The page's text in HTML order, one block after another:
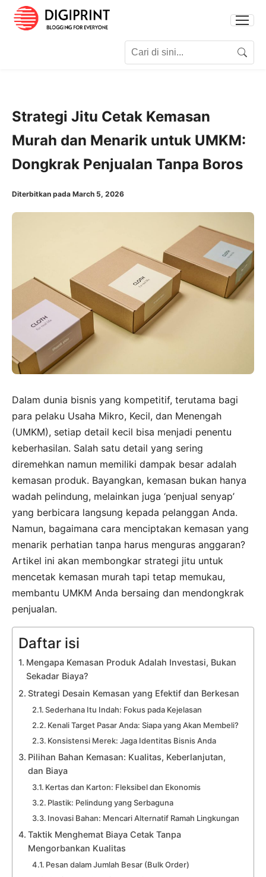
Search
Strategi Jitu Cetak Kemasan
Murah dan Menarik untuk UMKM:
Dongkrak Penjualan Tanpa Boros
Diterbitkan pada March 5, 2026
Dalam dunia bisnis yang kompetitif, terutama bagi
para pelaku Usaha Mikro, Kecil, dan Menengah
(UMKM), setiap detail kecil bisa menjadi penentu
keberhasilan. Salah satu detail yang sering
diremehkan namun memiliki dampak besar adalah
kemasan produk. Bayangkan, kemasan bukan hanya
wadah pelindung, melainkan juga ‘penjual senyap’
yang berbicara langsung kepada pelanggan Anda.
Namun, bagaimana cara menciptakan kemasan yang
menarik perhatian tanpa harus menguras anggaran?
Artikel ini akan membongkar strategi jitu untuk
mencetak kemasan murah tapi tetap memukau,
membantu UMKM Anda bersaing dan mendongkrak
penjualan.
Daftar isi
Mengapa Kemasan Produk Adalah Investasi, Bukan
Sekadar Biaya?
Strategi Desain Kemasan yang Efektif dan Berkesan
Sederhana Itu Indah: Fokus pada Kejelasan
Kenali Target Pasar Anda: Siapa yang Akan Membeli?
Konsistensi Merek: Jaga Identitas Bisnis Anda
Pilihan Bahan Kemasan: Kualitas, Keberlanjutan,
dan Biaya
Kertas dan Karton: Fleksibel dan Ekonomis
Plastik: Pelindung yang Serbaguna
Inovasi Bahan: Mencari Alternatif Ramah Lingkungan
Taktik Menghemat Biaya Cetak Tanpa
Mengorbankan Kualitas
Pesan dalam Jumlah Besar (Bulk Order)